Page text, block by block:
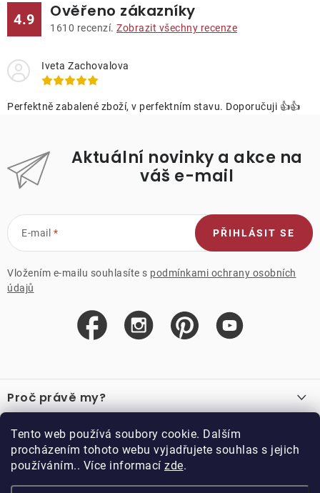
Tento web používá soubory cookie. Dalším
procházením tohoto webu vyjadřujete souhlas s jejich
používáním.. Více informací zde.
4.9 Ověřeno zákazníky
1610 recenzí. Zobrazit všechny recenze
Iveta Zachovalova
Perfektně zabalené zboží, v perfektním stavu. Doporučuji 👍👍
Aktuální novinky a akce na
váš e-mail
E-mail
Vložením e-mailu souhlasíte s podmínkami ochrany osobních
údajů
PŘIHLÁSIT SE
á
p
a
Proč právě my?
Recenze
Důležité odkazy
Velkoobchod
Vzorková prodejna
O nákupu